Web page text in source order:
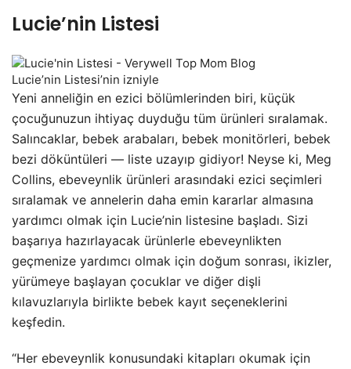
Lucie’nin Listesi
Lucie’nin Listesi’nin izniyle
Yeni anneliğin en ezici bölümlerinden biri, küçük
çocuğunuzun ihtiyaç duyduğu tüm ürünleri sıralamak.
Salıncaklar, bebek arabaları, bebek monitörleri, bebek
bezi döküntüleri — liste uzayıp gidiyor! Neyse ki, Meg
Collins, ebeveynlik ürünleri arasındaki ezici seçimleri
sıralamak ve annelerin daha emin kararlar almasına
yardımcı olmak için Lucie’nin listesine başladı. Sizi
başarıya hazırlayacak ürünlerle ebeveynlikten
geçmenize yardımcı olmak için doğum sonrası, ikizler,
yürümeye başlayan çocuklar ve diğer dişli
kılavuzlarıyla birlikte bebek kayıt seçeneklerini
keşfedin.
“Her ebeveynlik konusundaki kitapları okumak için